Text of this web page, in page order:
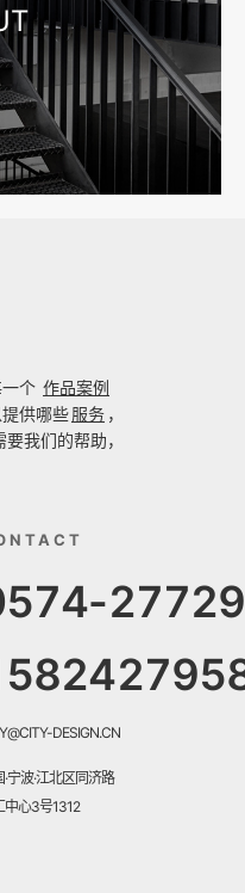
帮助客户判断实力
个 作品案例
供哪些服务 ，
我们的帮助，
DESIGN.CN
·宁波·江北区同济路
中心3号1312